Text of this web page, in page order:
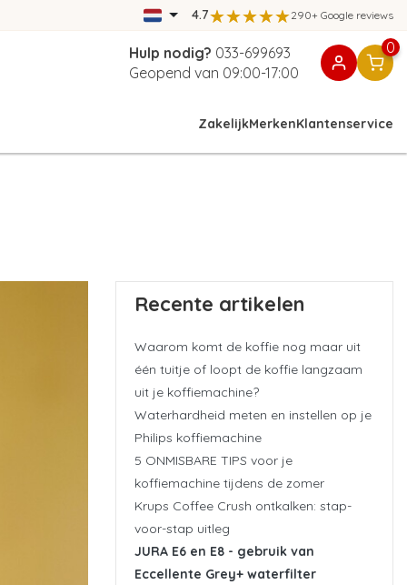
4.7 290+ Google reviews
Hulp nodig? 033-699693
Geopend van 09:00-17:00
0
ZakelijkMerkenKlantenservice
Recente artikelen
Waarom komt de koffie nog maar uit
één tuitje of loopt de koffie langzaam
uit je koffiemachine?
Waterhardheid meten en instellen op je
Philips koffiemachine
5 ONMISBARE TIPS voor je
koffiemachine tijdens de zomer
Krups Coffee Crush ontkalken: stap-
voor-stap uitleg
JURA E6 en E8 - gebruik van
Eccellente Grey+ waterfilter